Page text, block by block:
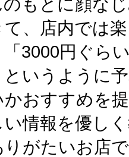
、店内では
3000円ぐら
いうように
おすすめを
情報を優し
がたいお店